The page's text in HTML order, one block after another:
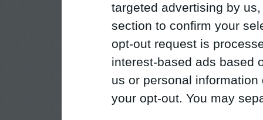
targeted advertising by
section to confirm your
opt-out request is
interest-based ads based
us or personal
your opt-out. You may